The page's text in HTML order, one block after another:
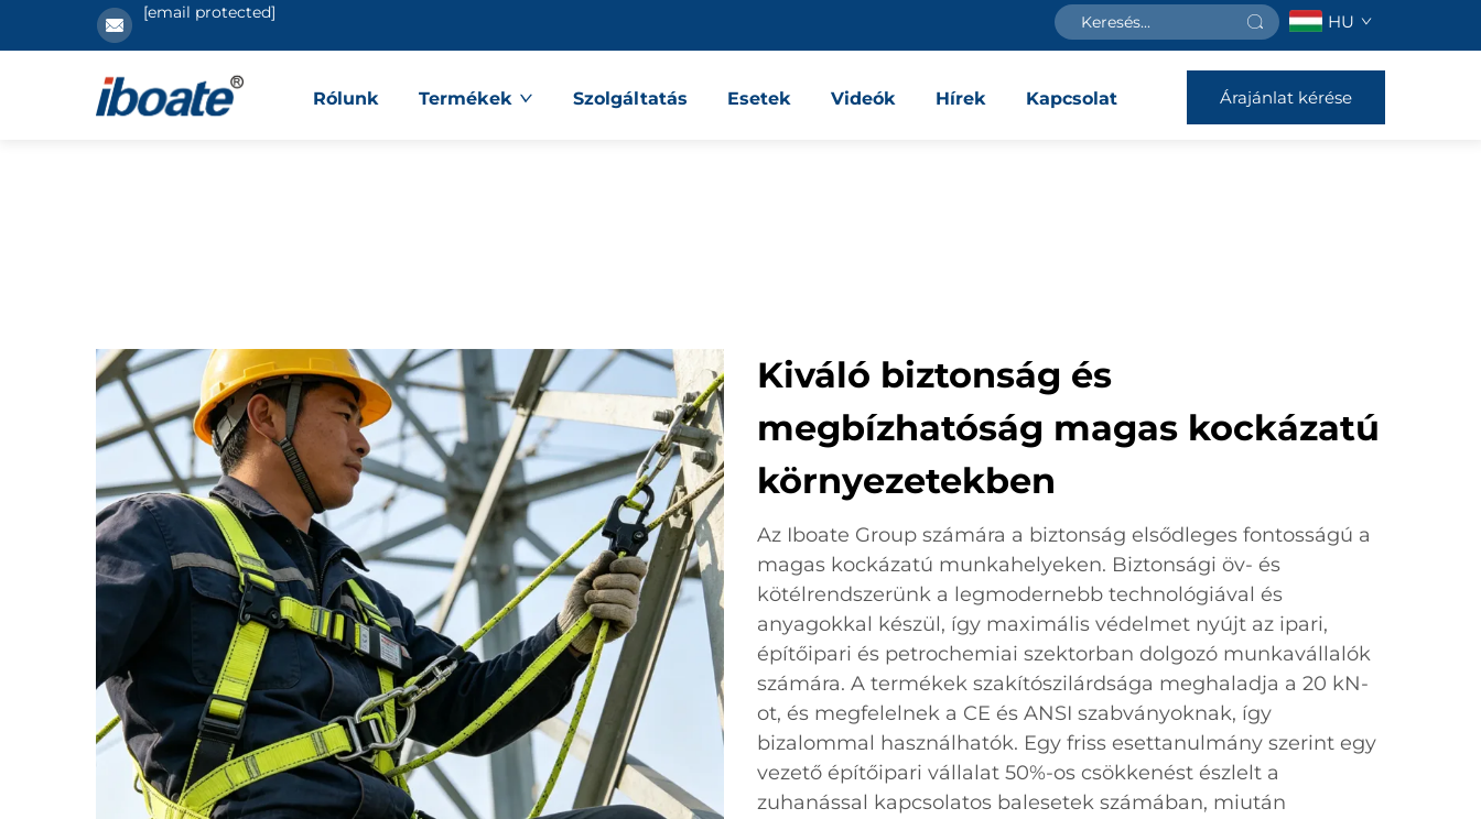
[email protected] HU
Rólunk Termékek Szolgáltatás Esetek Videók Hírek Kapcsolat Árajánlat kérése
Kiváló biztonság és
megbízhatóság magas kockázatú
környezetekben
Az Iboate Group számára a biztonság elsődleges fontosságú a
magas kockázatú munkahelyeken. Biztonsági öv- és
kötélrendszerünk a legmodernebb technológiával és
anyagokkal készül, így maximális védelmet nyújt az ipari,
építőipari és petrochemiai szektorban dolgozó munkavállalók
számára. A termékek szakítószilárdsága meghaladja a 20 kN-
ot, és megfelelnek a CE és ANSI szabványoknak, így
bizalommal használhatók. Egy friss esettanulmány szerint egy
vezető építőipari vállalat 50%-os csökkenést észlelt a
zuhanással kapcsolatos balesetek számában, miután